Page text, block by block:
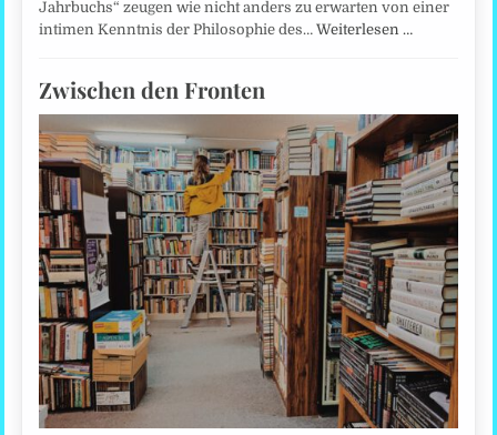
Jahrbuchs“ zeugen wie nicht anders zu erwarten von einer
intimen Kenntnis der Philosophie des…Weiterlesen …
Zwischen den Fronten